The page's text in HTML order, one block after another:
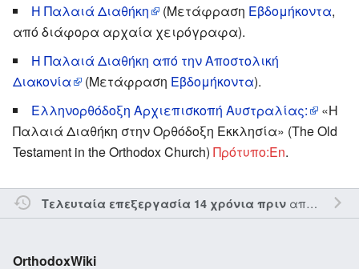
Η Παλαιά Διαθήκη (Μετάφραση Εβδομήκοντα,
από διάφορα αρχαία χειρόγραφα).
Η Παλαιά Διαθήκη από την Αποστολική
Διακονία
(Μετάφραση Εβδομήκοντα).
Ελληνορθόδοξη Αρχιεπισκοπή Αυστραλίας:
«Η
Παλαιά Διαθήκη στην Ορθόδοξη Εκκλησία» (The Old
Testament in the Orthodox Church) Πρότυπο:En.
Τελευταία επεξεργασία 14 χρόνια πριναπό τον την
OrthodoxWiki